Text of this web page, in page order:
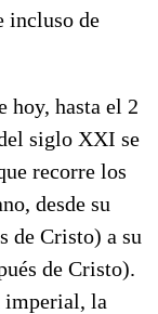
incluso de
hoy, hasta el 2
siglo XXI se
recorre los
desde su
de Cristo) a su
de Cristo).
imperial, la